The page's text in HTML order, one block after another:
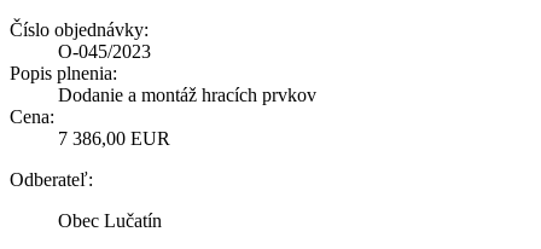
Číslo objednávky:
O-045/2023
Popis plnenia:
Dodanie a montáž hracích prvkov
Cena:
7 386,00 EUR
Odberateľ:
Obec Lučatín